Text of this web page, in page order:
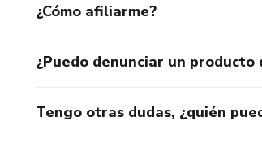
¿Cómo afiliarme?
¿Puedo denunciar un
Tengo otras dudas, ¿quién